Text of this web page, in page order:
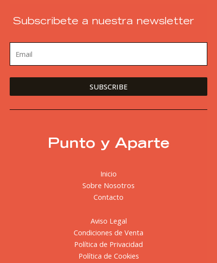
Subscribete a nuestra newsletter
Punto y Aparte
Inicio
Sobre Nosotros
Contacto
Aviso Legal
Condiciones de Venta
Política de Privacidad
Política de Cookies